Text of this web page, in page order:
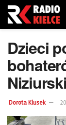
Dzieci
Dorota Klusek